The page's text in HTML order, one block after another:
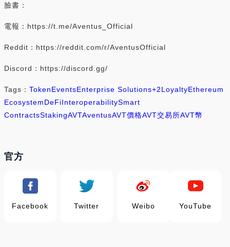
臉書：
電報：https://t.me/Aventus_Official
Reddit：https://reddit.com/r/AventusOfficial
Discord：https://discord.gg/
Tags： TokenEventsEnterprise Solutions+2LoyaltyEthereum
EcosystemDeFiInteroperabilitySmart
ContractsStakingAVTAventusAVT價格AVT交易所AVT幣
官方
Facebook Twitter Weibo YouTube